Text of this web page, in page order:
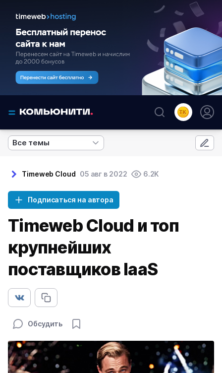
Все темы
Timeweb Cloud 05 авг в 2022 6.2K
Подписаться на автора
Timeweb Cloud и топ
крупнейших
поставщиков IaaS
Обсудить